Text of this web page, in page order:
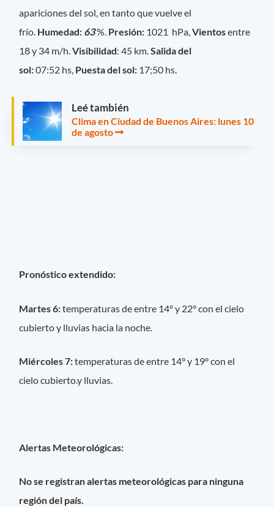
apariciones del sol, en tanto que vuelve el
frío. Humedad: 63%. Presión: 1021 hPa,Vientosentre
18 y 34 m/h.Visibilidad: 45 km.Salida del
sol:07:52 hs, Puesta del sol: 17;50 hs.
Leé también
Clima en Ciudad de Buenos Aires: lunes 10
de agosto
Pronóstico extendido:
Martes 6:temperaturas de entre 14° y 22° con el cielo
cubierto y lluvias hacia la noche.
Miércoles 7:temperaturas de entre 14° y 19° con el
cielo cubierto.y lluvias.
Alertas Meteorológicas:
No se registran alertas meteorológicas para ninguna
región del país.